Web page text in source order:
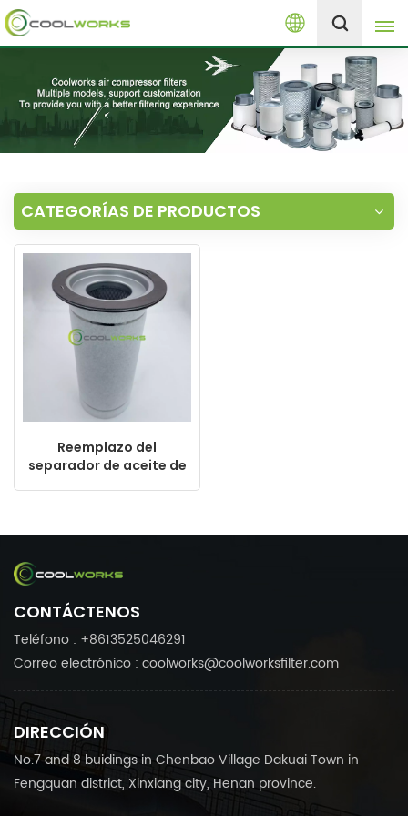
Español
English
español
العربية
русский
+8613525046291
CATEGORÍAS DE PRODUCTOS
Reemplazo del
separador de aceite de
DB2038
CONTÁCTENOS
Teléfono : +8613525046291
Correo electrónico : coolworks@coolworksfilter.com
DIRECCIÓN
No.7 and 8 buidings in Chenbao Village Dakuai Town in
Fengquan district, Xinxiang city, Henan province.